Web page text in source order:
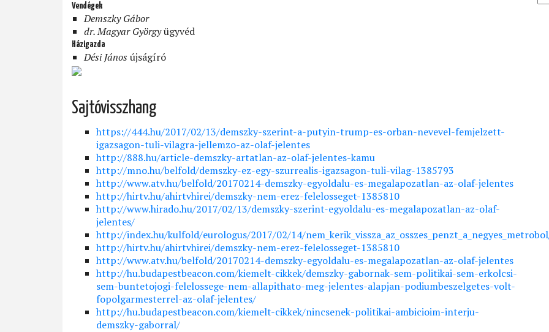
Vendégek
Demszky Gábor
dr. Magyar Györgyügyvéd
Házigazda
Dési János újságíró
Sajtóvisszhang
https://444.hu/2017/02/13/demszky-szerint-a-putyin-trump-es-orban-nevevel-femjelzett-
igazsagon-tuli-vilagra-jellemzo-az-olaf-jelentes
http://888.hu/article-demszky-artatlan-az-olaf-jelentes-kamu
http://mno.hu/belfold/demszky-ez-egy-szurrealis-igazsagon-tuli-vilag-1385793
http://www.atv.hu/belfold/20170214-demszky-egyoldalu-es-megalapozatlan-az-olaf-jelentes
http://hirtv.hu/ahirtvhirei/demszky-nem-erez-felelosseget-1385810
http://www.hirado.hu/2017/02/13/demszky-szerint-egyoldalu-es-megalapozatlan-az-olaf-
jelentes/
http://index.hu/kulfold/eurologus/2017/02/14/
http://hirtv.hu/ahirtvhirei/demszky-nem-erez-felelosseget-1385810
http://www.atv.hu/belfold/20170214-demszky-egyoldalu-es-megalapozatlan-az-olaf-jelentes
http://hu.budapestbeacon.com/kiemelt-cikkek/demszky-gabornak-sem-politikai-sem-erkolcsi-
sem-buntetojogi-felelossege-nem-allapithato-meg-jelentes-alapjan-podiumbeszelgetes-volt-
fopolgarmesterrel-az-olaf-jelentes/
http://hu.budapestbeacon.com/kiemelt-cikkek/nincsenek-politikai-ambicioim-interju-
demszky-gaborral/